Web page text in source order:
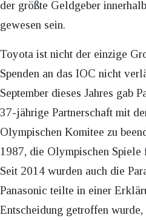
der größte Geldgeber
gewesen sein.
Toyota ist nicht der einzige
Spenden an das IOC nicht
September dieses Jahres gab
37-jährige Partnerschaft mit
Olympischen Komitee zu
1987, die Olympischen Spiele
Seit 2014 wurden auch die
Panasonic teilte in einer
Entscheidung getroffen wurde,